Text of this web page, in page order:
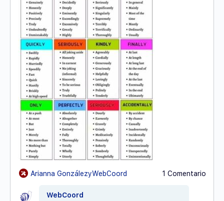
Arianna GonzálezyWebCoord 1 Comentario
WebCoord